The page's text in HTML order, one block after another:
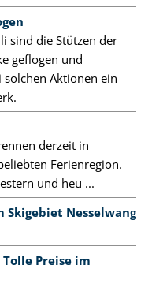
sind die Stützen der
geflogen und
Aktionen ein
derzeit in
Ferienregion.
und heu ...
Nesselwang
Preise im